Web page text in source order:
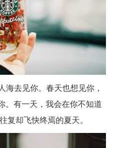
海去见你。春天也想见你，
。有一天，我会在你不知道
复却飞快终焉的夏天。